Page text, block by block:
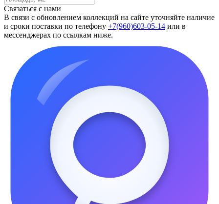
Связаться с нами
В связи с обновлением коллекций на сайте уточняйте наличие
и сроки поставки по телефону +7(960)603-05-14 или в
мессенджерах по ссылкам ниже.